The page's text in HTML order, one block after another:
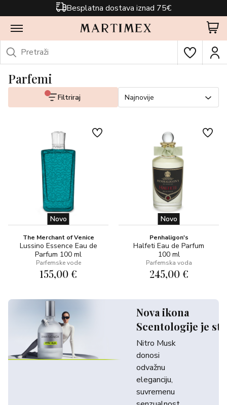
Besplatna dostava iznad 75€
Parfemi
Filtriraj Najnovije
Novo
The Merchant of Venice
Lussino Essence Eau de
Parfum 100 ml
Parfemske vode
155,00 €
Novo
Penhaligon's
Halfeti Eau de Parfum
100 ml
Parfemska voda
245,00 €
Nova ikona
Scentologije je
Nitro Musk
donosi
odvažnu
eleganciju,
suvremenu